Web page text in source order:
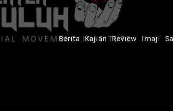
Berita Kajian Review Imaji